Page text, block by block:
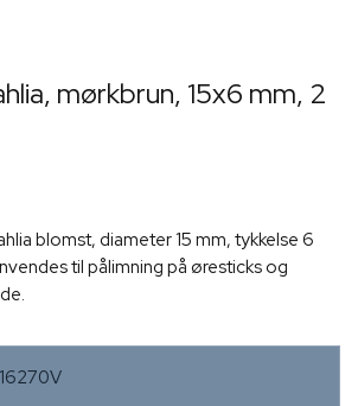
mørkbrun, 15x6 mm, 2
blomst, diameter 15 mm, tykkelse 6
til pålimning på øresticks og
16270V